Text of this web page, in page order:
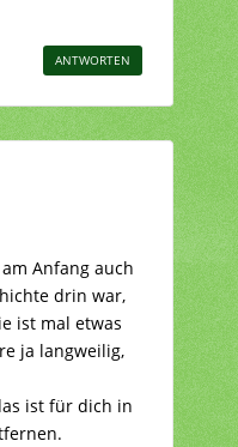
ANTWORTEN
Anfang auch
drin war,
ist mal etwas
ja langweilig,
ist für dich in